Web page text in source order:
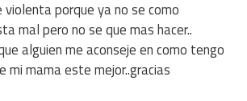
porque ya no se como
mal pero no se que mas hacer..
alguien me aconseje en como tengo
mi mama este mejor..gracias